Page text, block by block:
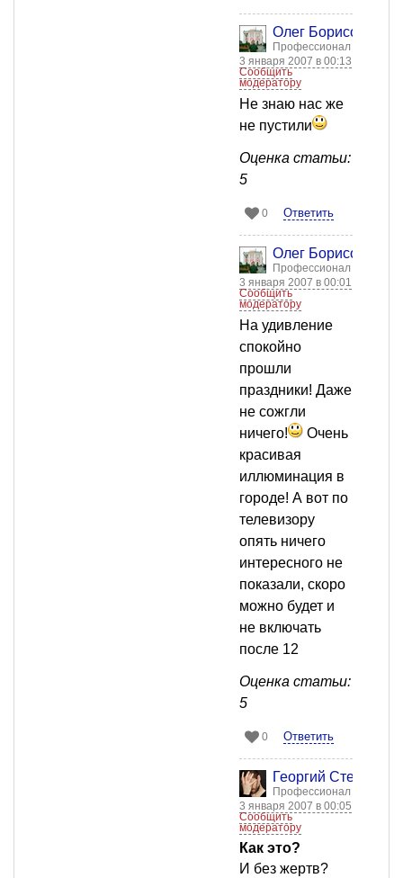
Олег Борисов
Профессионал
3 января 2007 в 00:13
Сообщить
модератору
Не знаю нас же
не пустили
Оценка статьи:
5
0 Ответить
Олег Борисов
Профессионал
3 января 2007 в 00:01
Сообщить
модератору
На удивление
спокойно
прошли
праздники! Даже
не сожгли
ничего!
Очень
красивая
иллюминация в
городе! А вот по
телевизору
опять ничего
интересного не
показали, скоро
можно будет и
не включать
после 12
Оценка статьи:
5
0 Ответить
Георгий Стенкин
Профессионал
3 января 2007 в 00:05
Сообщить
модератору
Как это?
И без жертв?